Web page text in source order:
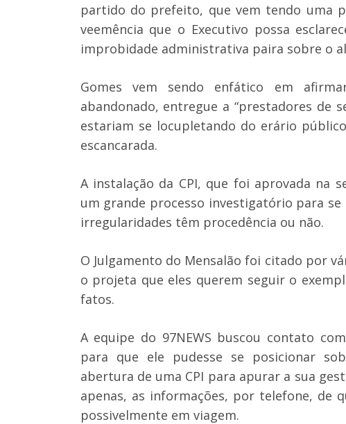
partido do prefeito, que vem tendo uma
veemência que o Executivo possa
improbidade administrativa paira sobre o
Gomes vem sendo enfático em
abandonado, entregue a “prestadores de
estariam se locupletando do erário
escancarada.
A instalação da CPI, que foi aprovada na
um grande processo investigatório para
irregularidades têm procedência ou não.
O Julgamento do Mensalão foi citado por
o projeta que eles querem seguir o
fatos.
A equipe do 97NEWS buscou contato
para que ele pudesse se posicionar
abertura de uma CPI para apurar a sua
apenas, as informações, por telefone, de
possivelmente em viagem.